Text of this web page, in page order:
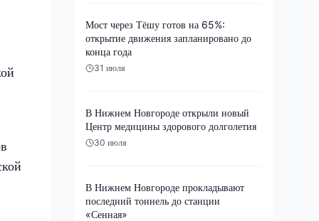
Мост через Тёшу готов на 65%:
открытие движения запланировано до
конца года
31 июля
В Нижнем Новгороде открыли новый
Центр медицины здорового долголетия
30 июля
В Нижнем Новгороде прокладывают
последний тоннель до станции
«Сенная»